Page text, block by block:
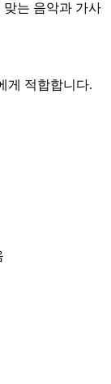
맞는 음악과 가사
게 적합합니다.